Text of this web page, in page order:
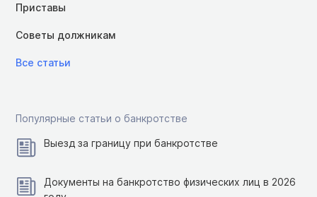
Приставы
Советы должникам
Все статьи
Популярные статьи о банкротстве
Выезд за границу при банкротстве
Документы на банкротство физических лиц в 2026